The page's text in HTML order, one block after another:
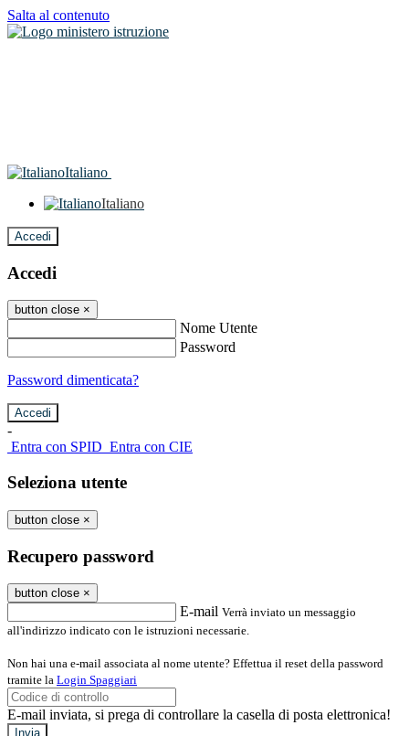
Salta al contenuto
Italiano
Italiano
Accedi
Accedi
button close ×
Nome Utente
Password
Password dimenticata?
-
Entra con SPID Entra con CIE
Seleziona utente
button close ×
Recupero password
button close ×
E-mail Verrà inviato un messaggio
all'indirizzo indicato con le istruzioni necessarie.
Non hai una e-mail associata al nome utente? Effettua il reset della password
tramite la Login Spaggiari
E-mail inviata, si prega di controllare la casella di posta elettronica!